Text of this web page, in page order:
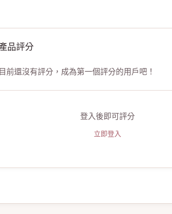
品評分
目前還沒有評分，成為第一個評分的用戶吧！
登入後即可評分
立即登入